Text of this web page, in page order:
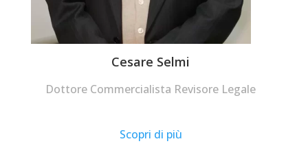
Cesare Selmi
Dottore Commercialista Revisore Legale
Scopri di più